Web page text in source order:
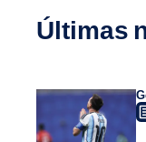
Últimas